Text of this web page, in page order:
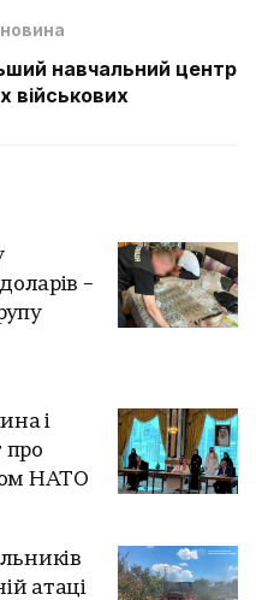
навчальний центр
військових
–
і
про
НАТО
атаці